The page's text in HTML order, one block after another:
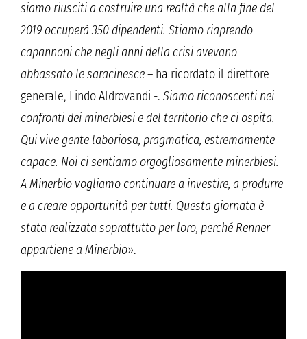
siamo riusciti a costruire una realtà che alla fine del
2019 occuperà 350 dipendenti. Stiamo riaprendo
capannoni che negli anni della crisi avevano
abbassato le saracinesce– ha ricordato il direttore
generale, Lindo Aldrovandi -. Siamo riconoscenti nei
confronti dei minerbiesi e del territorio che ci ospita.
Qui vive gente laboriosa, pragmatica, estremamente
capace. Noi ci sentiamo orgogliosamente minerbiesi.
A Minerbio vogliamo continuare a investire, a produrre
e a creare opportunità per tutti. Questa giornata è
stata realizzata soprattutto per loro, perché Renner
appartiene a Minerbio».